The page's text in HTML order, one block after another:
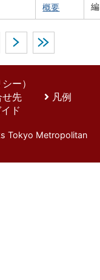
概要
編
ー）
せ先
凡例
ド
Tokyo Metropolitan